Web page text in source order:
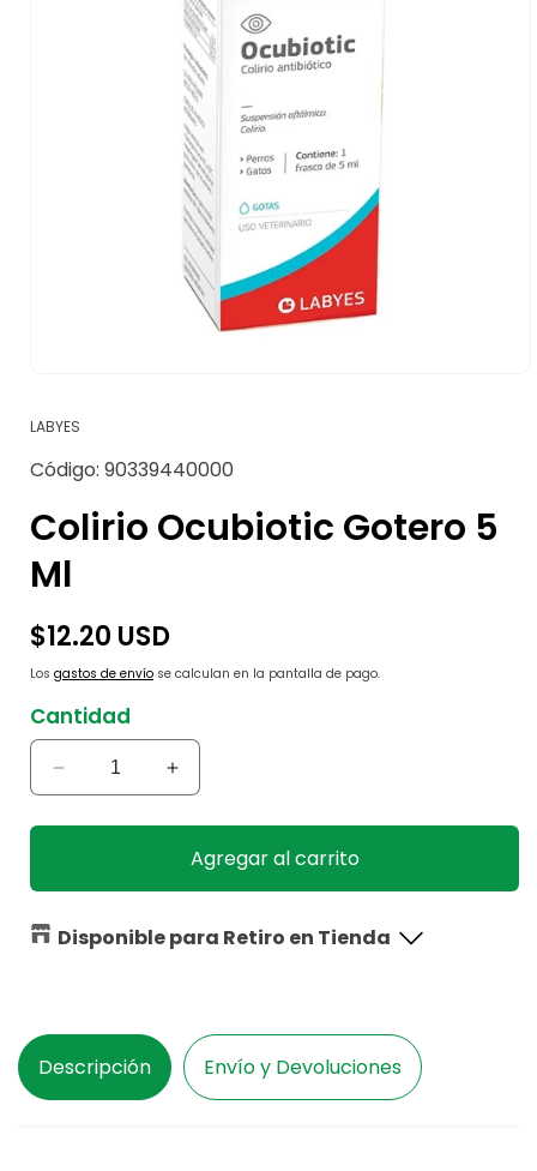
multimedia
1
una
LABYES
Código: SKU:
90339440000
Colirio Ocubiotic Gotero 5
Ml
Precio
habitual
$12.20 USD
Los gastos de envío se calculan en la pantalla de pago.
Cantidad
Reducir
cantidad
para
5
Aumentar
cantidad
para
Colirio
5
Ml
Agregar al carrito
Disponible para Retiro en Tienda
Descripción Envío y Devoluciones